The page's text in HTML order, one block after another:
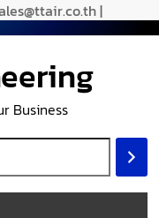
|
Business